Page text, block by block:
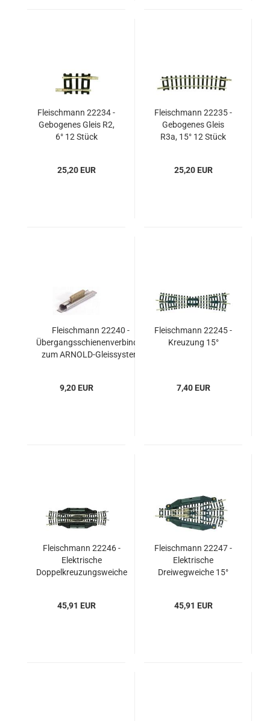
Fleischmann 22234 -
Gebogenes Gleis R2,
6° 12 Stück
25,20 EUR
Fleischmann 22235 -
Gebogenes Gleis
R3a, 15° 12 Stück
25,20 EUR
Fleischmann 22240 -
Übergangsschienenverbinder
zum ARNOLD-Gleissystem
9,20 EUR
Fleischmann 22245 -
Kreuzung 15°
7,40 EUR
Fleischmann 22246 -
Elektrische
Doppelkreuzungsweiche
45,91 EUR
Fleischmann 22247 -
Elektrische
Dreiwegweiche 15°
45,91 EUR